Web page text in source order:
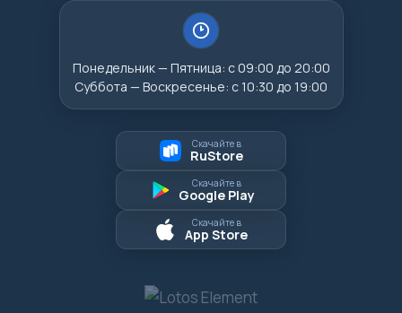
Понедельник — Пятница: с 09:00 до 20:00
Суббота — Воскресенье: с 10:30 до 19:00
Скачайте в
RuStore
Скачайте в
Google Play
Скачайте в
App Store